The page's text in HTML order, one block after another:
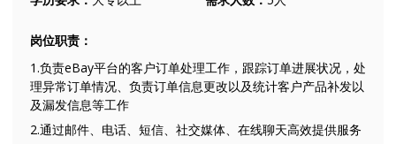
岗位职责：
1.负责eBay平台的客户订单处理工作，跟踪订单进展状况，处
理异常订单情况、负责订单信息更改以及统计客户产品补发以
及漏发信息等工作
2.通过邮件、电话、短信、社交媒体、在线聊天高效提供服务